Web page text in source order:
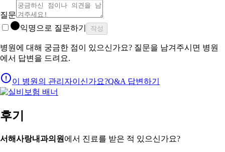
질문
익명으로 질문하기
작성
병원에 대해 궁금한 점이 있으신가요? 질문을 남겨주시면 병원
에서 답변을 드려요.
이 병원의 관리자이신가요?Q&A 답변하기
후기
서해사랑내과의원 에서 진료를 받은 적 있으신가요?